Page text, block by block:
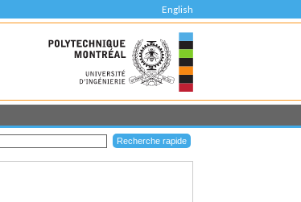
English